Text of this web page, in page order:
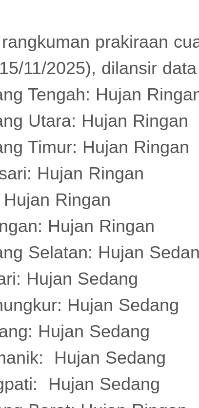
prakiraan
11/2025), dilansir
Tengah: Hujan
Utara: Hujan Ringan
Timur: Hujan Ringan
Hujan Ringan
Ringan
Hujan Ringan
Selatan: Hujan
Hujan Sedang
Hujan Sedang
Hujan Sedang
Hujan Sedang
Hujan Sedang